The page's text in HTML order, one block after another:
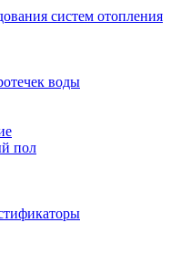
систем отопления
воды
пол